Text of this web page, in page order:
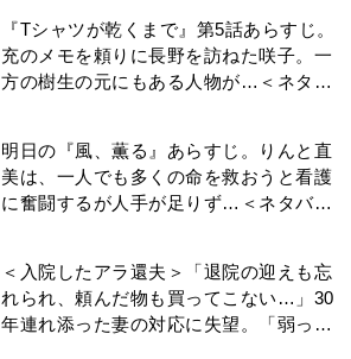
『Tシャツが乾くまで』第5話あらすじ。
充のメモを頼りに長野を訪ねた咲子。一
方の樹生の元にもある人物が…＜ネタバ
明日の『風、薫る』あらすじ。りんと直
美は、一人でも多くの命を救おうと看護
に奮闘するが人手が足りず…＜ネタバレ
＜入院したアラ還夫＞「退院の迎えも忘
れられ、頼んだ物も買ってこない…」30
年連れ添った妻の対応に失望。「弱った